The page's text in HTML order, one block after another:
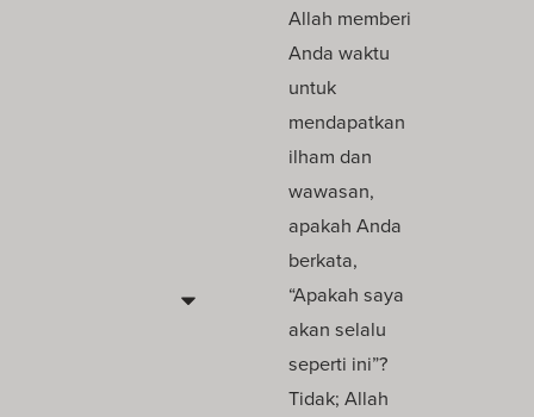
Allah memberi
Anda waktu
untuk
mendapatkan
ilham dan
wawasan,
apakah Anda
berkata,
“Apakah saya
akan selalu
seperti ini”?
Tidak; Allah